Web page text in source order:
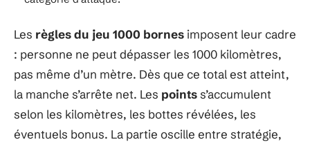
Les règles du jeu 1000 bornes imposent leur cadre
: personne ne peut dépasser les 1000 kilomètres,
pas même d’un mètre. Dès que ce total est atteint,
la manche s’arrête net. Les pointss’accumulent
selon les kilomètres, les bottes révélées, les
éventuels bonus. La partie oscille entre stratégie,